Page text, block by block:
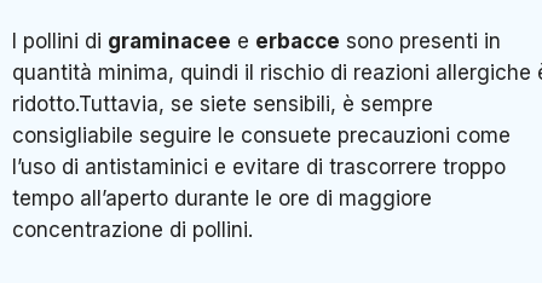
I pollini di graminacee e erbacce sono presenti in
quantità minima, quindi il rischio di reazioni allergiche
ridotto.Tuttavia, se siete sensibili, è sempre
consigliabile seguire le consuete precauzioni come
l’uso di antistaminici e evitare di trascorrere troppo
tempo all’aperto durante le ore di maggiore
concentrazione di pollini.